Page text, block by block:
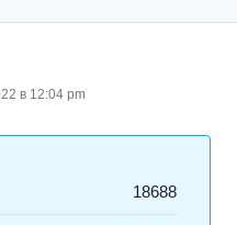
в 12:04 pm
18688